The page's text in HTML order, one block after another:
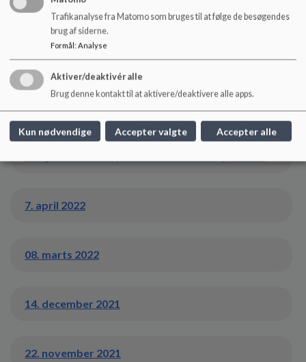
15. juni 2022
30. maj 2022
7. april 2022
08. marts 2022
14. december 2021
22. november 2021
Trafikanalyse fra Matomo som bruges til at følge de besøgendes
brug af siderne.
Formål: Analyse
Aktiver/deaktivér alle
Brug denne kontakt til at aktivere/deaktivere alle apps.
Kun nødvendige Accepter valgte Accepter alle